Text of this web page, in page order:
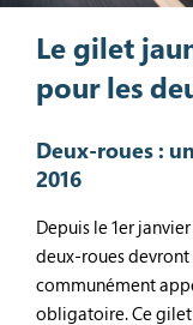
Le gilet
pour les
Deux-roues :
2016
Depuis le 1er
deux-roues
communément
obligatoire. Ce